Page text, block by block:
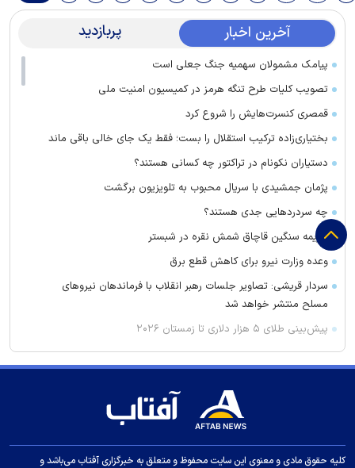
آخرین اخبار پربازدید
پیامک مشمولان سهمیه جنگ جعلی است
تصویب کلیات طرح تنگه هرمز در کمیسیون امنیت ملی
قمصری کنسرت‌هایش را شروع کرد
بختیاری‌زاده ترکیب استقلال را بست؛ فقط یک جای خالی باقی ماند
دستیاران نکونام در تراکتور چه کسانی هستند؟
پژمان جمشیدی با سریال محبوب به تلویزیون برگشت
چه سردرد‌هایی جدی هستند؟
جریمه سنگین قاچاق شمش نقره در شبستر
وعده وزارت نیرو برای کاهش قطع برق
سردار قریشی: تصاویر جلسات رهبر انقلاب با فرماندهان نیرو‌های
مسلح منتشر خواهد شد
پیش‌بینی طلای ۵ هزار دلاری تا زمستان ۲۰۲۶
قیمت طلا و سکه چند؟/ نرخ حواله دلار
سحرخیزان مهاجم اول استقلال شد
تکلیف «پایتخت ۸» و «زیرخاکی ۵» مشخص شد
کلیه حقوق مادی و معنوی این سایت محفوظ و متعلق به خبرگزاری آفتاب می‌باشد و